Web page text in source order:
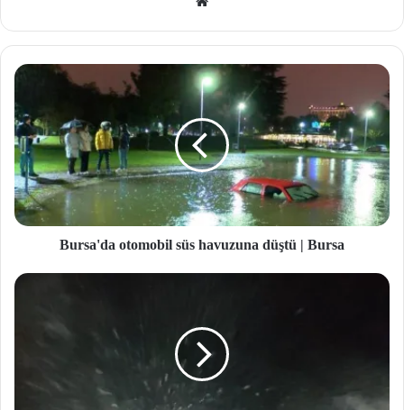
site
si
Bursa'da otomobil süs havuzuna düştü | Bursa